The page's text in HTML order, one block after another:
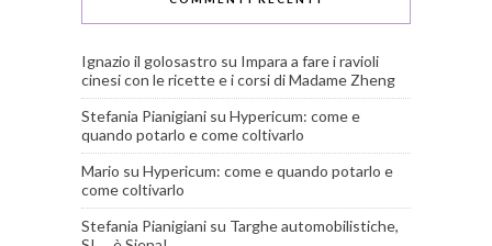
Ignazio il golosastro su Impara a fare i ravioli
cinesi con le ricette e i corsi di Madame Zheng
Stefania Pianigiani su Hypericum: come e
quando potarlo e come coltivarlo
Mario su Hypericum: come e quando potarlo e
come coltivarlo
Stefania Pianigiani su Targhe automobilistiche,